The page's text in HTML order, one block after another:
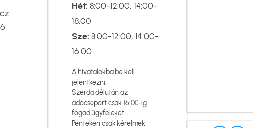
Hét: 8:00-12:00, 14:00-
18:00
Sze: 8:00-12:00, 14:00-
16:00
A hivatalokba be kell
jelentkezni.
Szerda délután az
adócsoport csak 16:00-ig
fogad ügyfeleket.
Pénteken csak kérelmek